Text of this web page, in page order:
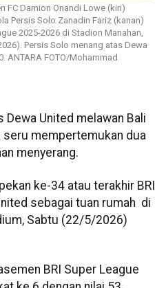
FC Damion Onandi Lowe (kiri)
Persis Solo Zanadin Fariz (kanan)
2025-2026 di Stadion Manahan,
Persis Solo menang atas Dewa
ANTARA FOTO/Mohammad
Dewa United melawan Bali
seru mempertemukan dua
menyerang.
ke-34 atau terakhir BRI
sebagai tuan rumah di
Sabtu (22/5/2026)
BRI Super League